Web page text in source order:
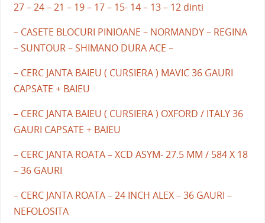
27 – 24 – 21 – 19 – 17 – 15- 14 – 13 – 12 dinti
– CASETE BLOCURI PINIOANE – NORMANDY – REGINA
– SUNTOUR – SHIMANO DURA ACE –
– CERC JANTA BAIEU ( CURSIERA ) MAVIC 36 GAURI
CAPSATE + BAIEU
– CERC JANTA BAIEU ( CURSIERA ) OXFORD / ITALY 36
GAURI CAPSATE + BAIEU
– CERC JANTA ROATA – XCD ASYM- 27.5 MM / 584 X 18
– 36 GAURI
– CERC JANTA ROATA – 24 INCH ALEX – 36 GAURI –
NEFOLOSITA